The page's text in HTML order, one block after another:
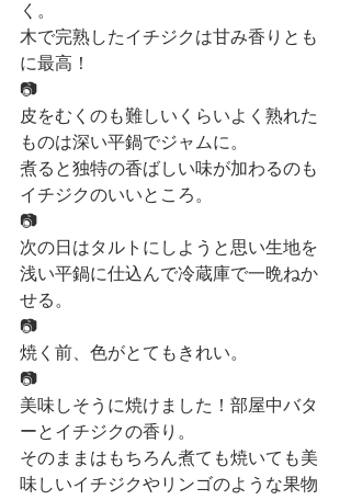
く。
木で完熟したイチジクは甘み香りとも
に最高！
📷
皮をむくのも難しいくらいよく熟れた
ものは深い平鍋でジャムに。
煮ると独特の香ばしい味が加わるのも
イチジクのいいところ。
📷
次の日はタルトにしようと思い生地を
浅い平鍋に仕込んで冷蔵庫で一晩ねか
せる。
📷
焼く前、色がとてもきれい。
📷
美味しそうに焼けました！部屋中バタ
ーとイチジクの香り。
そのままはもちろん煮ても焼いても美
味しいイチジクやリンゴのような果物